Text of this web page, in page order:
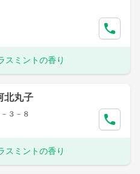
スミントの香り
北丸子
３－８
スミントの香り